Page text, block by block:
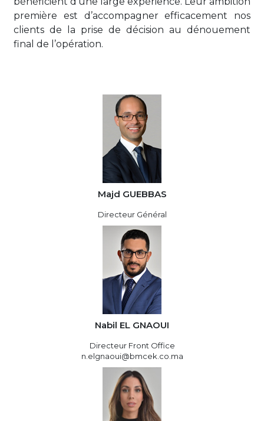
première est d’accompagner efficacement nos
clients de la prise de décision au dénouement
final de l’opération.
Majd GUEBBAS
Directeur Général
Nabil EL GNAOUI
Directeur Front Office
n.elgnaoui@bmcek.co.ma